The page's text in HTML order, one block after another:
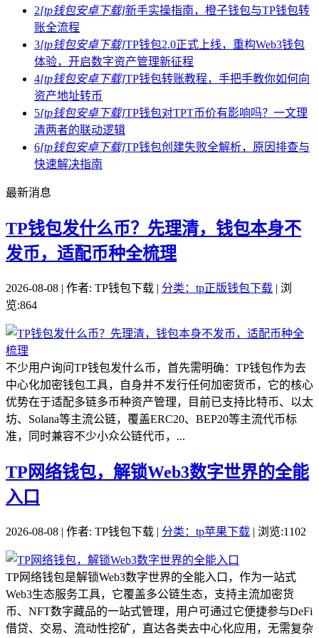
2[tp钱包安卓下载]新手实操指南，橙子钱包与TP钱包转
账全流程
3[tp钱包安卓下载]TP钱包2.0正式上线，重构Web3钱包
体验，开启数字资产管理新征程
4[tp钱包安卓下载]TP钱包转账教程，手把手教你如何向
资产地址转币
5[tp钱包安卓下载]TP钱包对TPT币价有影响吗？一文理
清两者的联动逻辑
6[tp钱包安卓下载]TP钱包创建失败全解析，原因排查与
快速解决指南
最新消息
TP钱包发什么币？先理清，钱包本身不
发币，适配币种全梳理
2026-08-08 | 作者: TP钱包下载 | 分类：tp正版钱包下载 | 浏
览:864
不少用户询问TP钱包发什么币，首先需明确：TP钱包作为去
中心化加密钱包工具，自身并不发行任何加密货币，它的核心
优势在于适配多链多币种资产管理，目前已支持比特币、以太
坊、Solana等主流公链，覆盖ERC20、BEP20等主流代币标
准，同时兼容不少小众公链代币，...
TP网络钱包，解锁Web3数字世界的全能
入口
2026-08-08 | 作者: TP钱包下载 | 分类：tp苹果下载 | 浏览:1102
TP网络钱包是解锁Web3数字世界的全能入口，作为一站式
Web3生态服务工具，它覆盖多公链生态，支持主流加密货
币、NFT数字藏品的一站式管理，用户可通过它便捷参与DeFi
借贷、交易、流动性挖矿，直达各类去中心化应用，无需复杂